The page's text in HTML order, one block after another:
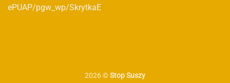
ePUAP/pgw_wp/SkrytkaE
2026 ©Stop Suszy